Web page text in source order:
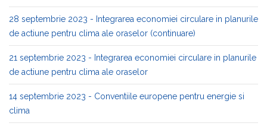
28 septembrie 2023 - Integrarea economiei circulare in planurile
de actiune pentru clima ale oraselor (continuare)
21 septembrie 2023 - Integrarea economiei circulare in planurile
de actiune pentru clima ale oraselor
14 septembrie 2023 - Conventiile europene pentru energie si
clima